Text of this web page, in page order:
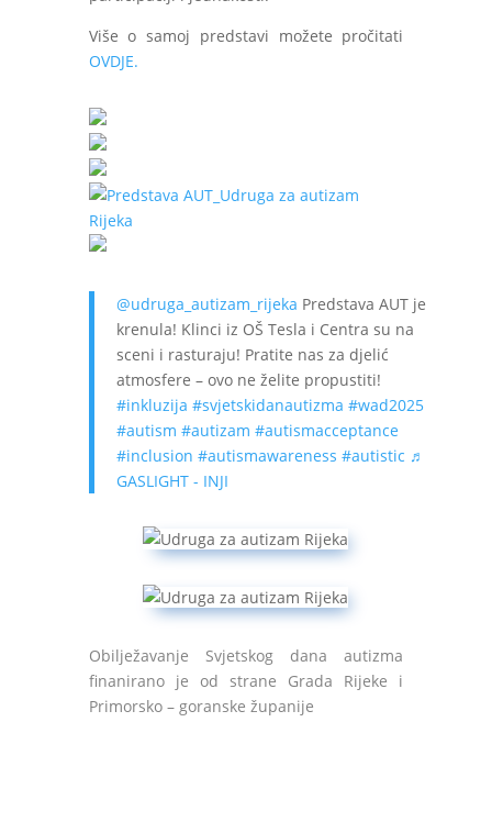
Više o samoj predstavi možete pročitati
OVDJE.
@udruga_autizam_rijeka Predstava AUT je
krenula! Klinci iz OŠ Tesla i Centra su na
sceni i rasturaju! Pratite nas za djelić
atmosfere – ovo ne želite propustiti!
#inkluzija #svjetskidanautizma #wad2025
#autism #autizam #autismacceptance
#inclusion #autismawareness #autistic ♬
GASLIGHT - INJI
Obilježavanje Svjetskog dana autizma
finanirano je od strane Grada Rijeke i
Primorsko – goranske županije